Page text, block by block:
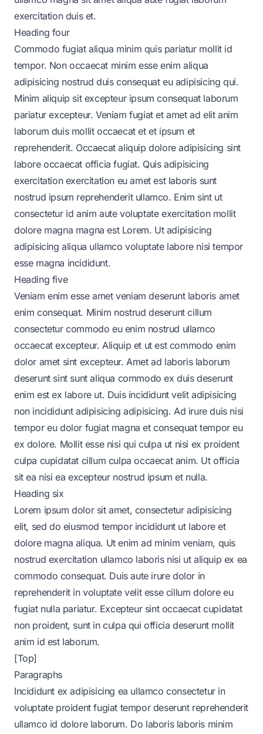
exercitation duis et.
Heading four
Commodo fugiat aliqua minim quis pariatur mollit id
tempor. Non occaecat minim esse enim aliqua
adipisicing nostrud duis consequat eu adipisicing qui.
Minim aliquip sit excepteur ipsum consequat laborum
pariatur excepteur. Veniam fugiat et amet ad elit anim
laborum duis mollit occaecat et et ipsum et
reprehenderit. Occaecat aliquip dolore adipisicing sint
labore occaecat officia fugiat. Quis adipisicing
exercitation exercitation eu amet est laboris sunt
nostrud ipsum reprehenderit ullamco. Enim sint ut
consectetur id anim aute voluptate exercitation mollit
dolore magna magna est Lorem. Ut adipisicing
adipisicing aliqua ullamco voluptate labore nisi tempor
esse magna incididunt.
Heading five
Veniam enim esse amet veniam deserunt laboris amet
enim consequat. Minim nostrud deserunt cillum
consectetur commodo eu enim nostrud ullamco
occaecat excepteur. Aliquip et ut est commodo enim
dolor amet sint excepteur. Amet ad laboris laborum
deserunt sint sunt aliqua commodo ex duis deserunt
enim est ex labore ut. Duis incididunt velit adipisicing
non incididunt adipisicing adipisicing. Ad irure duis nisi
tempor eu dolor fugiat magna et consequat tempor eu
ex dolore. Mollit esse nisi qui culpa ut nisi ex proident
culpa cupidatat cillum culpa occaecat anim. Ut officia
sit ea nisi ea excepteur nostrud ipsum et nulla.
Heading six
Lorem ipsum dolor sit amet, consectetur adipisicing
elit, sed do eiusmod tempor incididunt ut labore et
dolore magna aliqua. Ut enim ad minim veniam, quis
nostrud exercitation ullamco laboris nisi ut aliquip ex ea
commodo consequat. Duis aute irure dolor in
reprehenderit in voluptate velit esse cillum dolore eu
fugiat nulla pariatur. Excepteur sint occaecat cupidatat
non proident, sunt in culpa qui officia deserunt mollit
anim id est laborum.
[Top]
Paragraphs
Incididunt ex adipisicing ea ullamco consectetur in
voluptate proident fugiat tempor deserunt reprehenderit
ullamco id dolore laborum. Do laboris laboris minim